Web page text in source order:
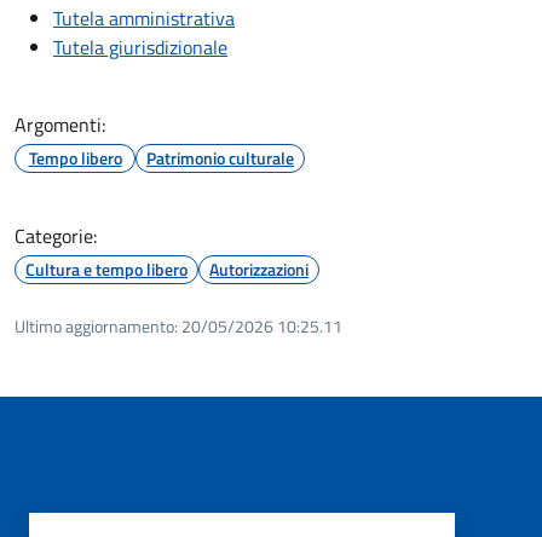
Tutela amministrativa
Tutela giurisdizionale
Argomenti:
Tempo libero Patrimonio culturale
Categorie:
Cultura e tempo libero Autorizzazioni
Ultimo aggiornamento: 20/05/2026 10:25.11